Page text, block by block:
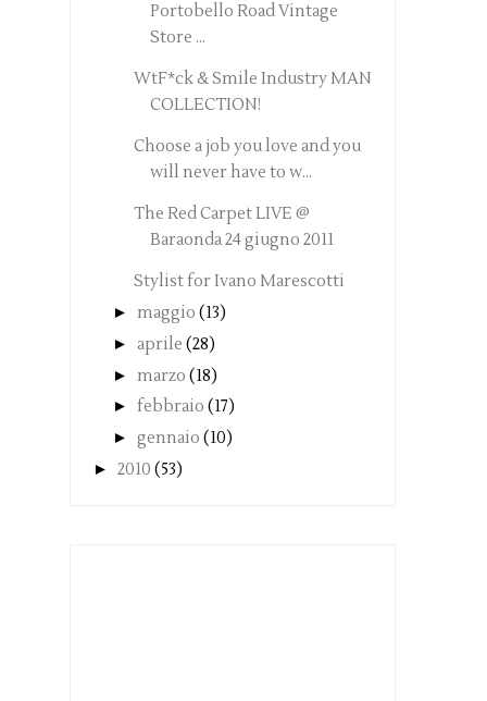
Portobello Road Vintage
Store ...
WtF*ck & Smile Industry MAN
COLLECTION!
Choose a job you love and you
will never have to w...
The Red Carpet LIVE @
Baraonda 24 giugno 2011
Stylist for Ivano Marescotti
► maggio (13)
► aprile (28)
► marzo (18)
► febbraio (17)
► gennaio (10)
► 2010 (53)